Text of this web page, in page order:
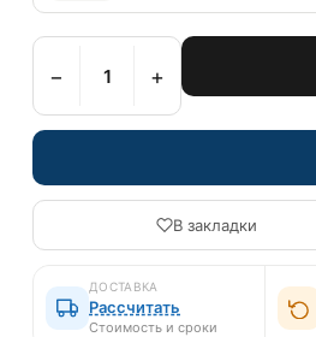
− +
В закладки
ДОСТАВКА
Рассчитать
Стоимость и сроки